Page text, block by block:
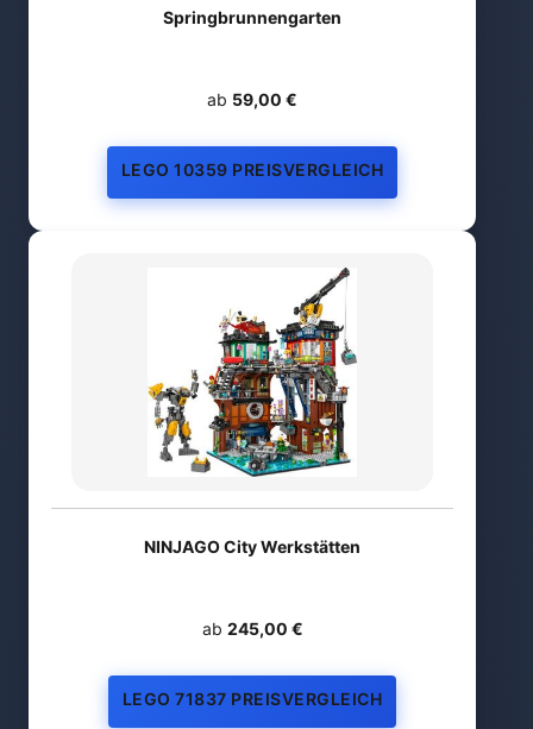
Springbrunnengarten
ab 59,00 €
LEGO 10359 PREISVERGLEICH
NINJAGO City Werkstätten
ab 245,00 €
LEGO 71837 PREISVERGLEICH